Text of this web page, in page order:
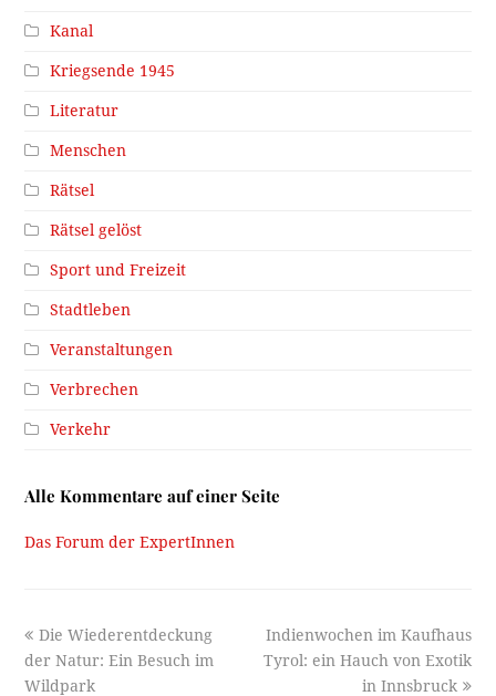
Kanal
Kriegsende 1945
Literatur
Menschen
Rätsel
Rätsel gelöst
Sport und Freizeit
Stadtleben
Veranstaltungen
Verbrechen
Verkehr
Alle Kommentare auf einer Seite
Das Forum der ExpertInnen
previous
post:
Die Wiederentdeckung
der Natur: Ein Besuch im
Wildpark
next
post:
Indienwochen im Kaufhaus
Tyrol: ein Hauch von Exotik
in Innsbruck